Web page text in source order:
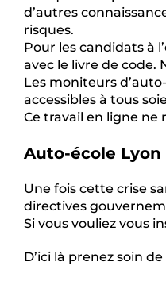
d’autres
risques.
Pour les candidats à
avec le livre de code.
Les moniteurs
accessibles à tous
Ce travail en ligne
Auto-école Lyon
Une fois cette crise
directives
Si vous vouliez vous
D’ici là prenez soin de